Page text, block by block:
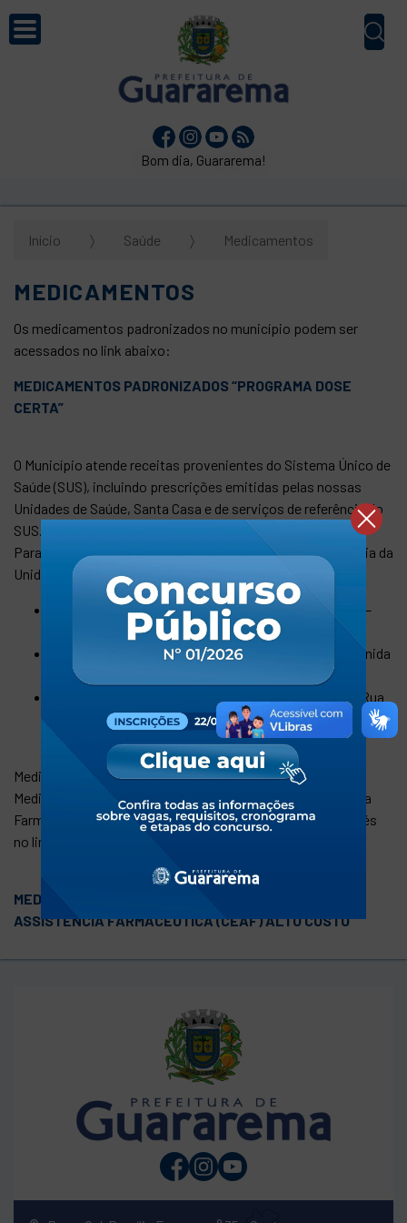
Bom dia, Guararema!
Início Saúde Medicamentos
MEDICAMENTOS
Os medicamentos padronizados no município podem ser
acessados no link abaixo:
MEDICAMENTOS PADRONIZADOS “PROGRAMA DOSE
CERTA”
O Município atende receitas provenientes do Sistema Único de
Saúde (SUS), incluindo prescrições emitidas pelas nossas
Unidades de Saúde, Santa Casa e de serviços de referência do
SUS.
Para retirada dos medicamentos, basta procurar a Farmácia da
Unidade Básica de Saúde de referência:
CESAP – Centro de Saúde de Atenção Primária
–
Rua São Vicente de Paula, nº 110 – Centro;
UBS Benedicto Antônio Mariano (Lambari)
– Avenida
Francisca Lerário, nº 955 – Lambari;
– Rua
Padre Manoel da Nóbrega, nº 23 – Jardim Dulce.
Medicamentos constantes na Relação Estadual de
Medicamentos do Componente Estratégico da Assistência
Farmacêutica (ALTO CUSTO) podem ser consultados através
no link:
MEDICAMENTOS DO COMPONENTE ESTRATÉGICO DE
ASSISTÊNCIA FARMACÊUTICA (CEAF) ALTO CUSTO